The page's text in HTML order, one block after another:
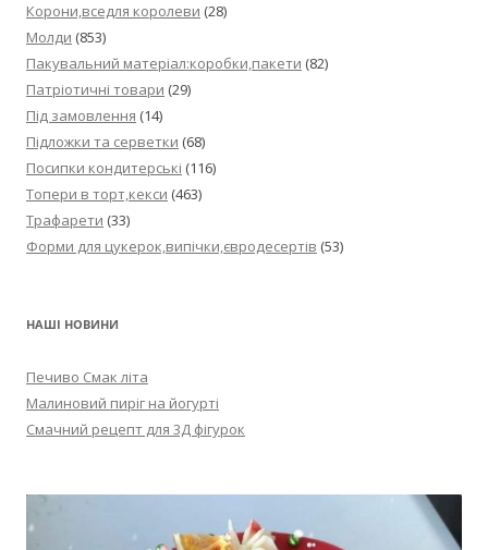
Корони,вседля королеви (28)
Молди (853)
Пакувальний матеріал:коробки,пакети (82)
Патріотичні товари (29)
Під замовлення (14)
Підложки та серветки (68)
Посипки кондитерські (116)
Топери в торт,кекси (463)
Трафарети (33)
Форми для цукерок,випічки,євродесертів (53)
НАШІ НОВИНИ
Печиво Смак літа
Малиновий пиріг на йогурті
Смачний рецепт для 3Д фігурок